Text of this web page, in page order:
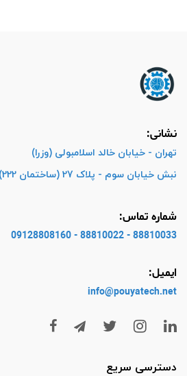
نشانی:
تهران - خیابان خالد اسلامبولی (وزرا)
نبش خیابان سوم - پلاک 27 (ساختمان 222) - واحد 4
شماره تماس:
88810033 - 88810022 - 09128808160
ایمیل:
info@pouyatech.net
دسترسی سریع